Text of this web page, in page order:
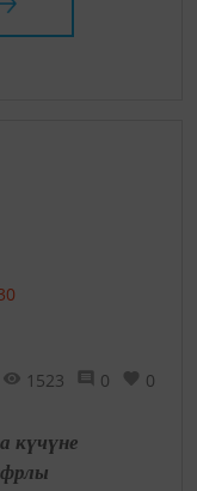
1523 0 0
күчүне